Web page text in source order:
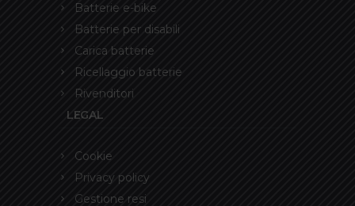
Batterie e-bike
Batterie per disabili
Carica batterie
Ricellaggio batterie
Rivenditori
LEGAL
Cookie
Privacy policy
Gestione resi